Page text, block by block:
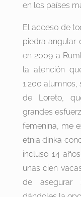
en los países
El acceso de
piedra angular
en 2009 a
la atención
1.200 alumnos,
de Loreto,
grandes
femenina, me
etnia dinka
incluso 14
unas cien
de asegurar